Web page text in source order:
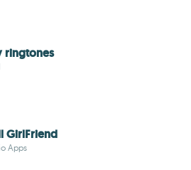
ringtones
GirlFriend
Apps